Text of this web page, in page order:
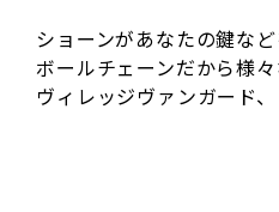
ショーンがあなたの鍵な
ボールチェーンだから様
ヴィレッジヴァンガード